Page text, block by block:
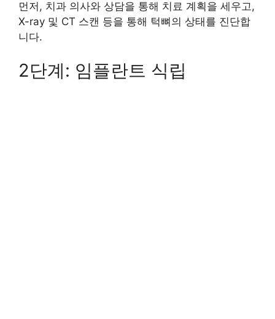
먼저, 치과 의사와 상담을 통해 치료 계획을 세우고,
X-ray 및 CT 스캔 등을 통해 턱뼈의 상태를 진단합
니다.
2단계: 임플란트 식립